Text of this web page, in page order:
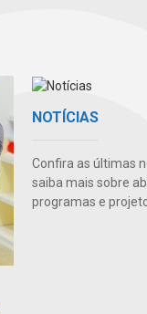
NOTÍCIAS
Confira as últimas
saiba mais sobre
programas e